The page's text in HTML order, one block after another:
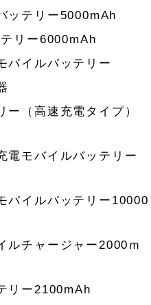
ッテリー5000mAh
リー6000mAh
バイルバッテリー
ー（高速充電タイプ）
電モバイルバッテリー
バイルバッテリー10000
ルチャージャー2000ｍ
リー2100mAh